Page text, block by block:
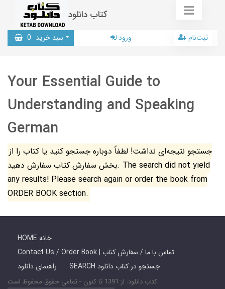
کتاب دانلود
سبد خرید 0 ورود ثبت‌نام
Your Essential Guide to
Understanding and Speaking
German
جستجو نتیجه‌ای نداشت! لطفاً دوباره جستجو کنید یا کتاب را از
بخش سفارش کتاب سفارش دهید. The search did not yield
any results! Please search again or order the book from
ORDER BOOK section.
HOME خانه
Contact Us / Order Book | تماس با ما / سفارش کتاب
راهنمای دانلود
SEARCH جستجو در کتاب دانلود
کتاب دانلود: از 1391 تا کنون - تمامی حقوق محفوظ است